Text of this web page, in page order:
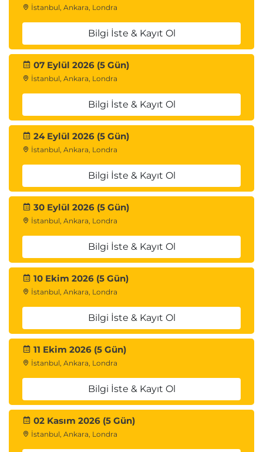
İstanbul, Ankara, Londra
Bilgi İste & Kayıt Ol
07 Eylül 2026 (5 Gün)
İstanbul, Ankara, Londra
Bilgi İste & Kayıt Ol
24 Eylül 2026 (5 Gün)
İstanbul, Ankara, Londra
Bilgi İste & Kayıt Ol
30 Eylül 2026 (5 Gün)
İstanbul, Ankara, Londra
Bilgi İste & Kayıt Ol
10 Ekim 2026 (5 Gün)
İstanbul, Ankara, Londra
Bilgi İste & Kayıt Ol
11 Ekim 2026 (5 Gün)
İstanbul, Ankara, Londra
Bilgi İste & Kayıt Ol
02 Kasım 2026 (5 Gün)
İstanbul, Ankara, Londra